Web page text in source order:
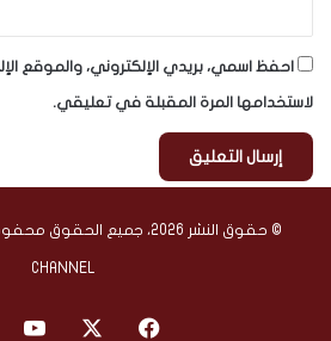
احفظ اسمي، بريدي الإلكتروني، والموقع
لاستخدامها المرة المقبلة في تعليقي.
CHANNEL
فيسبوك